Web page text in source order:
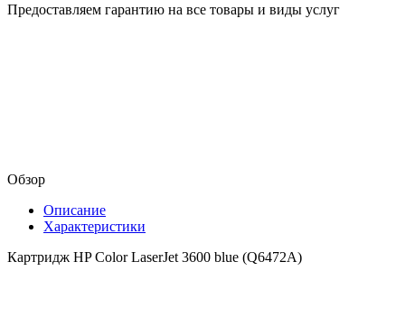
Предоставляем гарантию на все товары и виды услуг
Обзор
Описание
Характеристики
Картридж HP Color LaserJet 3600 blue (Q6472A)